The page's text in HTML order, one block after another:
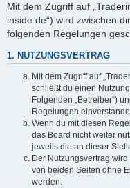
Mit dem Zugriff auf
inside.de“) wird zwischen
folgenden Regelungen
1. NUTZUNGSVERTRAG
Mit dem Zugriff auf
schließt du einen
Folgenden „Betreiber“)
Regelungen
Wenn du mit diesen
das Board nicht weiter
jeweils die an dieser
Der Nutzungsvertrag
von beiden Seiten ohne
werden.